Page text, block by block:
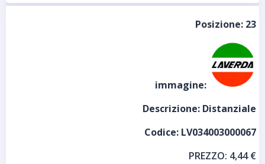
Posizione: 23
immagine:
Descrizione: Distanziale
Codice: LV034003000067
PREZZO: 4,44 €